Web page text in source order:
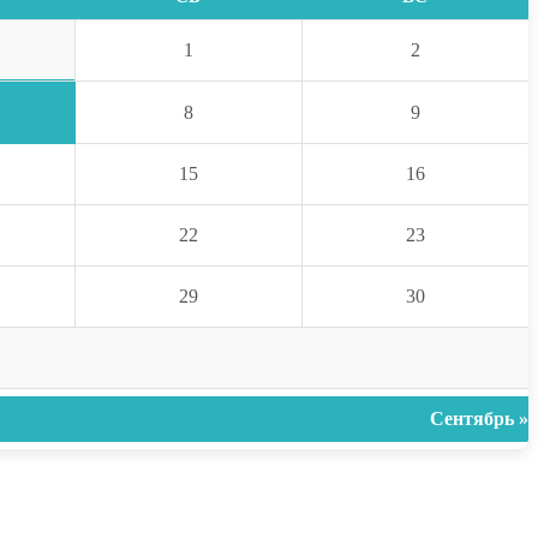
1 2
8 9
15 16
22 23
29 30
Сентябрь »